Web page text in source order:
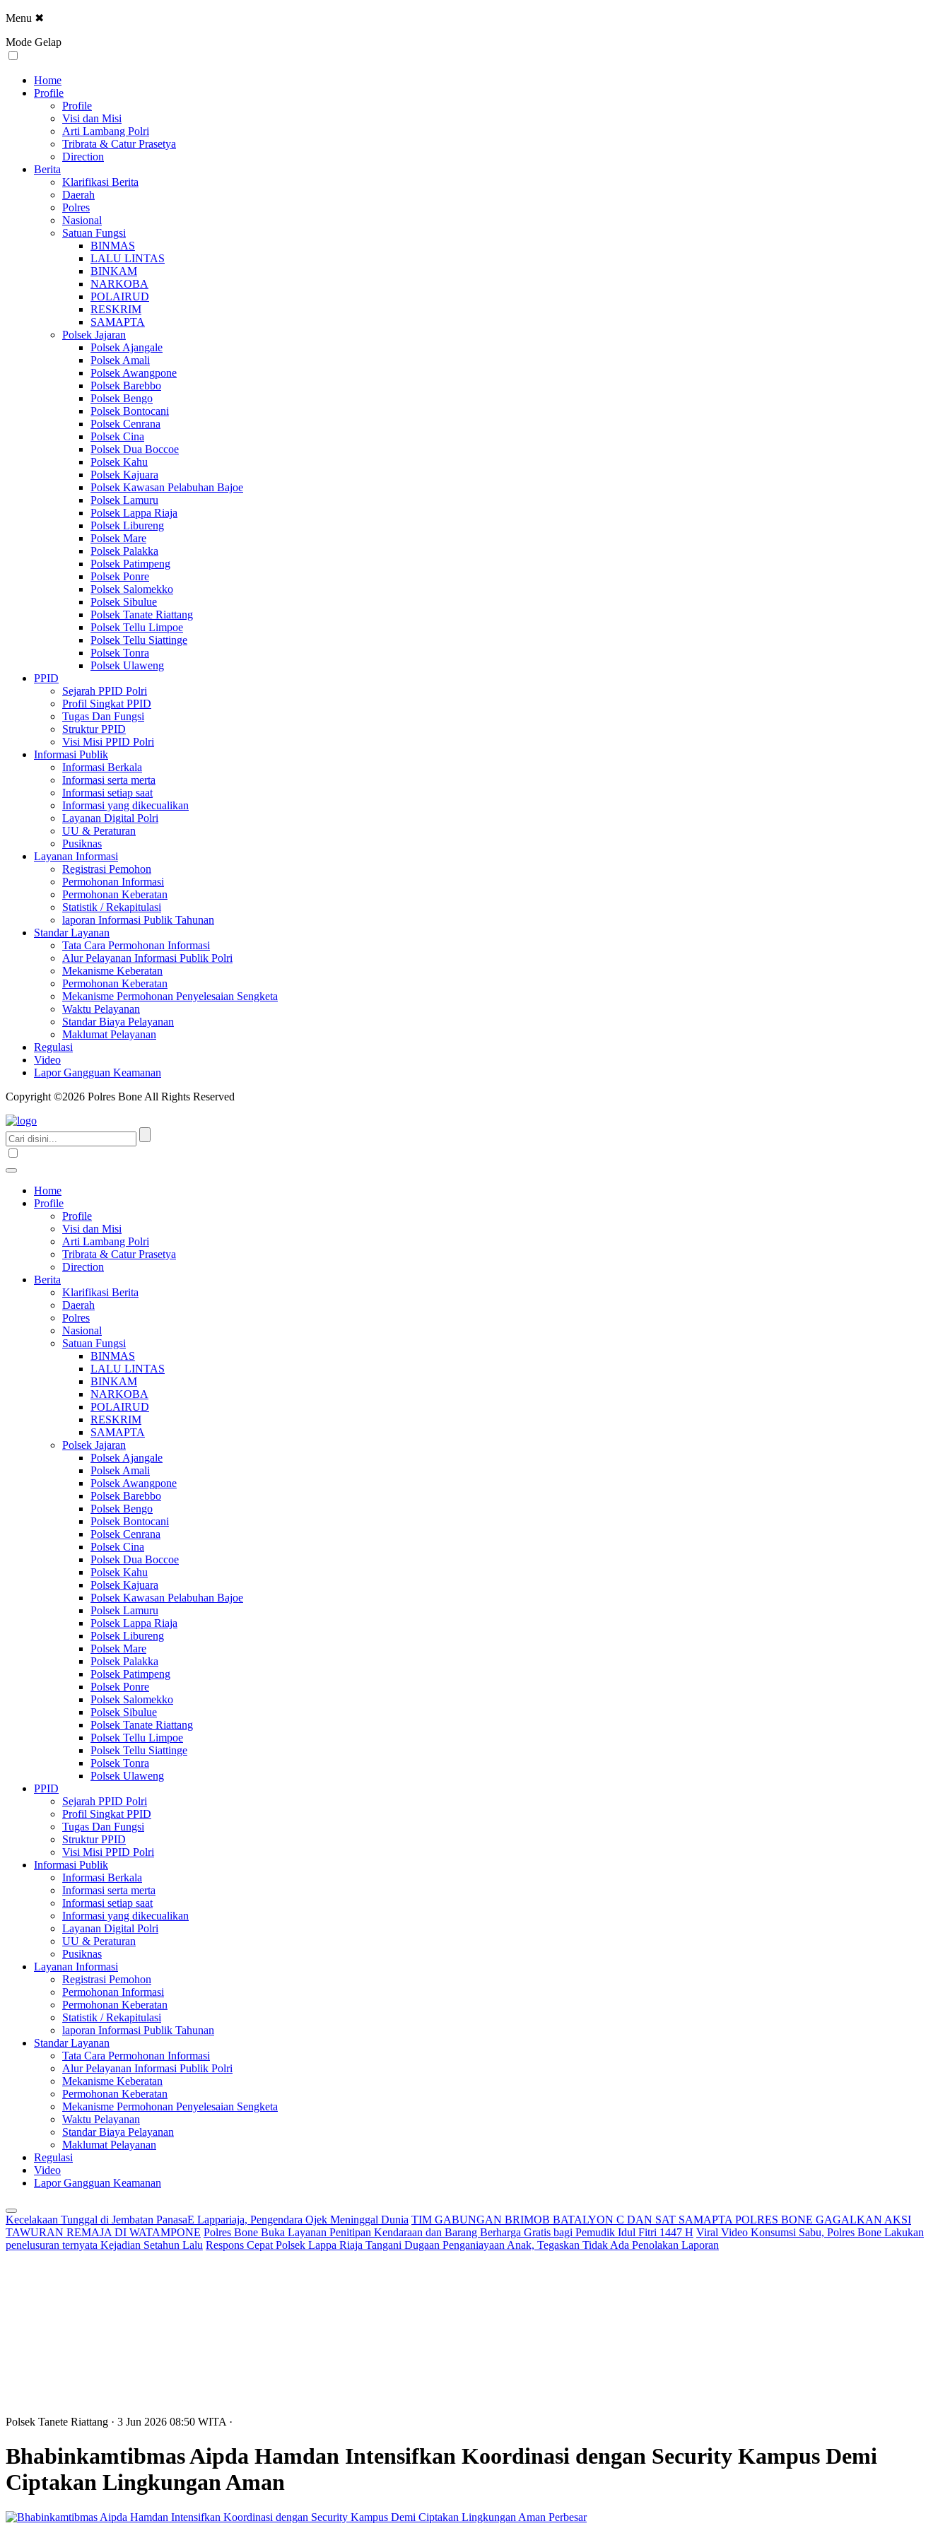
Menu ✖
Mode Gelap
Home
Profile
Profile
Visi dan Misi
Arti Lambang Polri
Tribrata & Catur Prasetya
Direction
Berita
Klarifikasi Berita
Daerah
Polres
Nasional
Satuan Fungsi
BINMAS
LALU LINTAS
BINKAM
NARKOBA
POLAIRUD
RESKRIM
SAMAPTA
Polsek Jajaran
Polsek Ajangale
Polsek Amali
Polsek Awangpone
Polsek Barebbo
Polsek Bengo
Polsek Bontocani
Polsek Cenrana
Polsek Cina
Polsek Dua Boccoe
Polsek Kahu
Polsek Kajuara
Polsek Kawasan Pelabuhan Bajoe
Polsek Lamuru
Polsek Lappa Riaja
Polsek Libureng
Polsek Mare
Polsek Palakka
Polsek Patimpeng
Polsek Ponre
Polsek Salomekko
Polsek Sibulue
Polsek Tanate Riattang
Polsek Tellu Limpoe
Polsek Tellu Siattinge
Polsek Tonra
Polsek Ulaweng
PPID
Sejarah PPID Polri
Profil Singkat PPID
Tugas Dan Fungsi
Struktur PPID
Visi Misi PPID Polri
Informasi Publik
Informasi Berkala
Informasi serta merta
Informasi setiap saat
Informasi yang dikecualikan
Layanan Digital Polri
UU & Peraturan
Pusiknas
Layanan Informasi
Registrasi Pemohon
Permohonan Informasi
Permohonan Keberatan
Statistik / Rekapitulasi
laporan Informasi Publik Tahunan
Standar Layanan
Tata Cara Permohonan Informasi
Alur Pelayanan Informasi Publik Polri
Mekanisme Keberatan
Permohonan Keberatan
Mekanisme Permohonan Penyelesaian Sengketa
Waktu Pelayanan
Standar Biaya Pelayanan
Maklumat Pelayanan
Regulasi
Video
Lapor Gangguan Keamanan
Copyright ©2026 Polres Bone All Rights Reserved
Home
Profile
Profile
Visi dan Misi
Arti Lambang Polri
Tribrata & Catur Prasetya
Direction
Berita
Klarifikasi Berita
Daerah
Polres
Nasional
Satuan Fungsi
BINMAS
LALU LINTAS
BINKAM
NARKOBA
POLAIRUD
RESKRIM
SAMAPTA
Polsek Jajaran
Polsek Ajangale
Polsek Amali
Polsek Awangpone
Polsek Barebbo
Polsek Bengo
Polsek Bontocani
Polsek Cenrana
Polsek Cina
Polsek Dua Boccoe
Polsek Kahu
Polsek Kajuara
Polsek Kawasan Pelabuhan Bajoe
Polsek Lamuru
Polsek Lappa Riaja
Polsek Libureng
Polsek Mare
Polsek Palakka
Polsek Patimpeng
Polsek Ponre
Polsek Salomekko
Polsek Sibulue
Polsek Tanate Riattang
Polsek Tellu Limpoe
Polsek Tellu Siattinge
Polsek Tonra
Polsek Ulaweng
PPID
Sejarah PPID Polri
Profil Singkat PPID
Tugas Dan Fungsi
Struktur PPID
Visi Misi PPID Polri
Informasi Publik
Informasi Berkala
Informasi serta merta
Informasi setiap saat
Informasi yang dikecualikan
Layanan Digital Polri
UU & Peraturan
Pusiknas
Layanan Informasi
Registrasi Pemohon
Permohonan Informasi
Permohonan Keberatan
Statistik / Rekapitulasi
laporan Informasi Publik Tahunan
Standar Layanan
Tata Cara Permohonan Informasi
Alur Pelayanan Informasi Publik Polri
Mekanisme Keberatan
Permohonan Keberatan
Mekanisme Permohonan Penyelesaian Sengketa
Waktu Pelayanan
Standar Biaya Pelayanan
Maklumat Pelayanan
Regulasi
Video
Lapor Gangguan Keamanan
Kecelakaan Tunggal di Jembatan PanasaE Lappariaja, Pengendara Ojek Meninggal Dunia TIM GABUNGAN BRIMOB BATALYON C DAN SAT SAMAPTA POLRES BONE GAGALKAN AKSI
TAWURAN REMAJA DI WATAMPONE Polres Bone Buka Layanan Penitipan Kendaraan dan Barang Berharga Gratis bagi Pemudik Idul Fitri 1447 H Viral Video Konsumsi Sabu, Polres Bone Lakukan
penelusuran ternyata Kejadian Setahun Lalu Respons Cepat Polsek Lappa Riaja Tangani Dugaan Penganiayaan Anak, Tegaskan Tidak Ada Penolakan Laporan
Polsek Tanete Riattang · 3 Jun 2026 08:50 WITA ·
Bhabinkamtibmas Aipda Hamdan Intensifkan Koordinasi dengan Security Kampus Demi
Ciptakan Lingkungan Aman
Perbesar